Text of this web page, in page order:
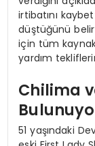
irtibatını
düştüğünü
için tüm
yardım
Chilima
51 yaşındaki